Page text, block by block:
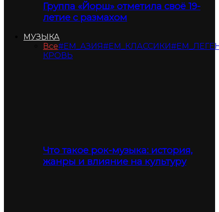
Группа «Йорш» отметила своё 19-
летие с размахом
МУЗЫКА
Все#ЕМ_АЗИЯ#ЕМ_КЛАССИКИ
КРОВЬ
Что такое рок-музыка: история,
жанры и влияние на культуру